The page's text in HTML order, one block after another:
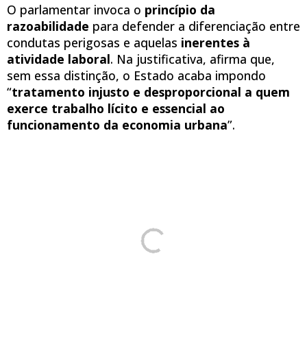
O parlamentar invoca o princípio da
razoabilidade para defender a diferenciação entre
condutas perigosas e aquelas inerentes à
atividade laboral. Na justificativa, afirma que,
sem essa distinção, o Estado acaba impondo
“tratamento injusto e desproporcional a quem
exerce trabalho lícito e essencial ao
funcionamento da economia urbana”.